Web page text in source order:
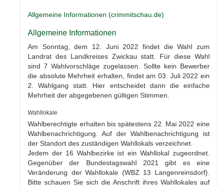
Allgemeine Informationen (crimmitschau.de)
Allgemeine Informationen
Am Sonntag, dem 12. Juni 2022 findet die Wahl zum
Landrat des Landkreises Zwickau statt. Für diese Wahl
sind 7 Wahlvorschläge zugelassen. Sollte kein Bewerber
die absolute Mehrheit erhalten, findet am 03. Juli 2022 ein
2. Wahlgang statt. Hier entscheidet dann die einfache
Mehrheit der abgegebenen gültigen Stimmen.
Wahllokale
Wahlberechtigte erhalten bis spätestens 22. Mai 2022 eine
Wahlbenachrichtigung. Auf der Wahlbenachrichtigung ist
der Standort des zuständigen Wahllokals verzeichnet.
Jedem der 16 Wahlbezirke ist ein Wahllokal zugeordnet.
Gegenüber der Bundestagswahl 2021 gibt es eine
Veränderung der Wahllokale (WBZ 13 Langenreinsdorf).
Bitte schauen Sie sich die Anschrift ihres Wahllokales auf